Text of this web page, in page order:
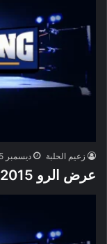
زعيم الحلبة ديسمبر 15, 2015
عرض الرو 8/12/2015 مترجم كامل